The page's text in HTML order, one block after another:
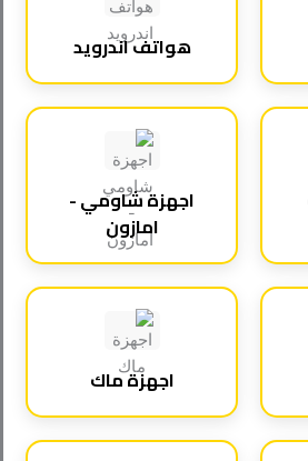
هواتف اندرويد
اجهزة شاومي -
امازون
اجهزة ماك